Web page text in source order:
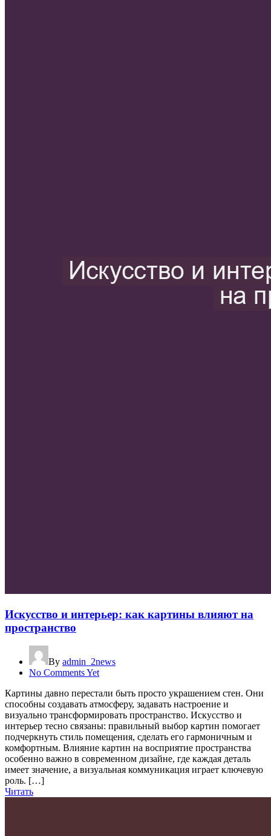
Искусство и интерьер: как картины влияют на
пространство
By admin_2news
No Comments Yet
Картины давно перестали быть просто украшением стен. Они
способны создавать атмосферу, задавать настроение и
визуально трансформировать пространство. Искусство и
интерьер тесно связаны: правильный выбор картин помогает
подчеркнуть стиль помещения, сделать его гармоничным и
комфортным. Влияние картин на восприятие пространства
особенно важно в современном дизайне, где каждая деталь
имеет значение, а визуальная коммуникация играет ключевую
роль. […]
Читать